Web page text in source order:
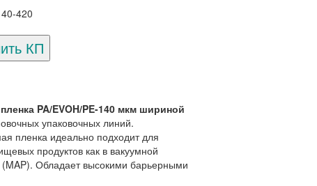
420
PA/EVOH/PE-140 мкм шириной
упаковочных линий.
пленка идеально подходит для
продуктов как в вакуумной
(MAP). Обладает высокими барьерными